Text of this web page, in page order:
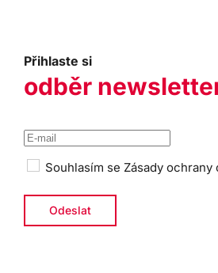
Přihlaste si
odběr
Souhlasím se Zásady ochrany